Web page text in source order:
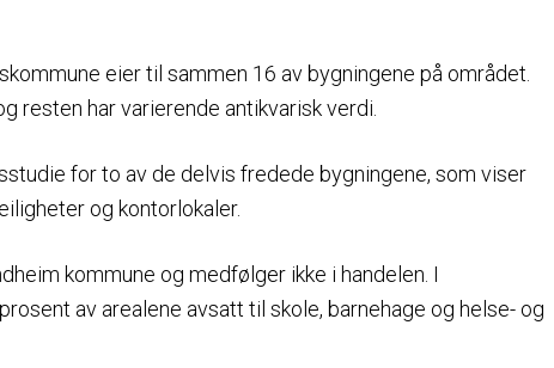
eier til sammen 16 av bygningene på området.
resten har varierende antikvarisk verdi.
for to av de delvis fredede bygningene, som viser
og kontorlokaler.
kommune og medfølger ikke i handelen. I
av arealene avsatt til skole, barnehage og helse- og